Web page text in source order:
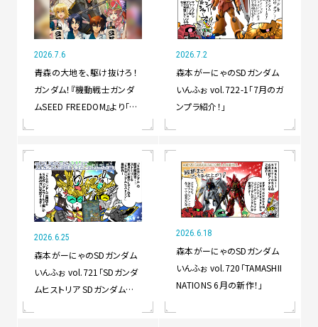
2026.7.6
青森の大地を、駆け抜けろ！
ガンダム！『機動戦士ガンダ
ムSEED FREEDOM』より「ガ
2026.7.2
森本がーにゃのSDガンダム
いんふぉ vol.722-1「7月のガ
ンプラ紹介！」
2026.6.25
森本がーにゃのSDガンダム
いんふぉ vol.721「SDガンダ
ムヒストリア SDガンダム三
2026.6.18
森本がーにゃのSDガンダム
いんふぉ vol.720「TAMASHII
NATIONS 6月の新作！」